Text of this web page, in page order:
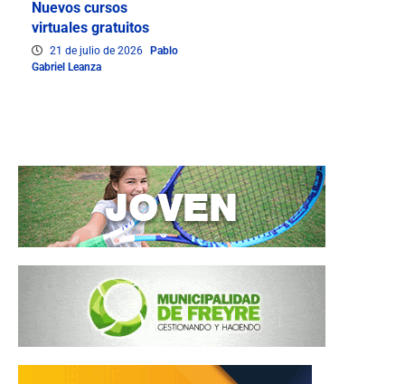
Nuevos cursos
virtuales gratuitos
21 de julio de 2026
Pablo
Gabriel Leanza